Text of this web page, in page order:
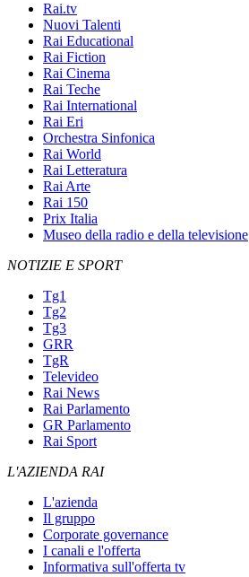
Rai.tv
Nuovi Talenti
Rai Educational
Rai Fiction
Rai Cinema
Rai Teche
Rai International
Rai Eri
Orchestra Sinfonica
Rai World
Rai Letteratura
Rai Arte
Rai 150
Prix Italia
Museo della radio e della televisione
NOTIZIE E SPORT
Tg1
Tg2
Tg3
GRR
TgR
Televideo
Rai News
Rai Parlamento
GR Parlamento
Rai Sport
L'AZIENDA RAI
L'azienda
Il gruppo
Corporate governance
I canali e l'offerta
Informativa sull'offerta tv